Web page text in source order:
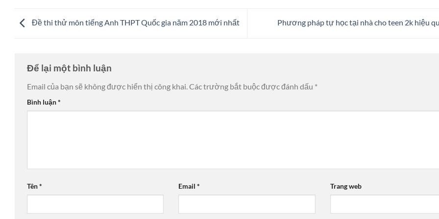
Đề thi thử môn tiếng Anh THPT Quốc gia năm 2018 mới nhất Phương pháp tự học tại nhà cho teen 2k hiệu
Để lại một bình luận
Email của bạn sẽ không được hiển thị công khai.Các trường bắt buộc được đánh dấu *
Bình luận*
Tên* Email* Trang web